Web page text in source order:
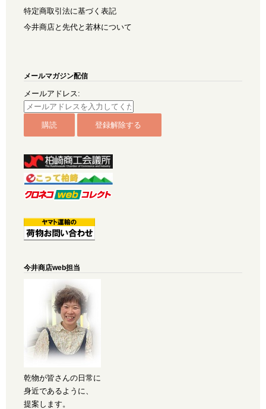
特定商取引法に基づく表記
今井商店と先代と若林について
メールマガジン配信
メールアドレス:
今井商店web担当
乾物が皆さんの日常に
身近であるように、
提案します。